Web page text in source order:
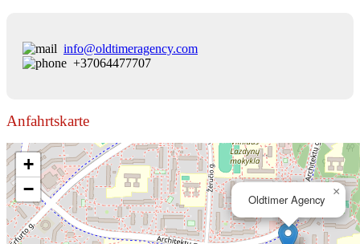
info@oldtimeragency.com
+37064477707
Anfahrtskarte
Oldtimer Agency
×
+
−